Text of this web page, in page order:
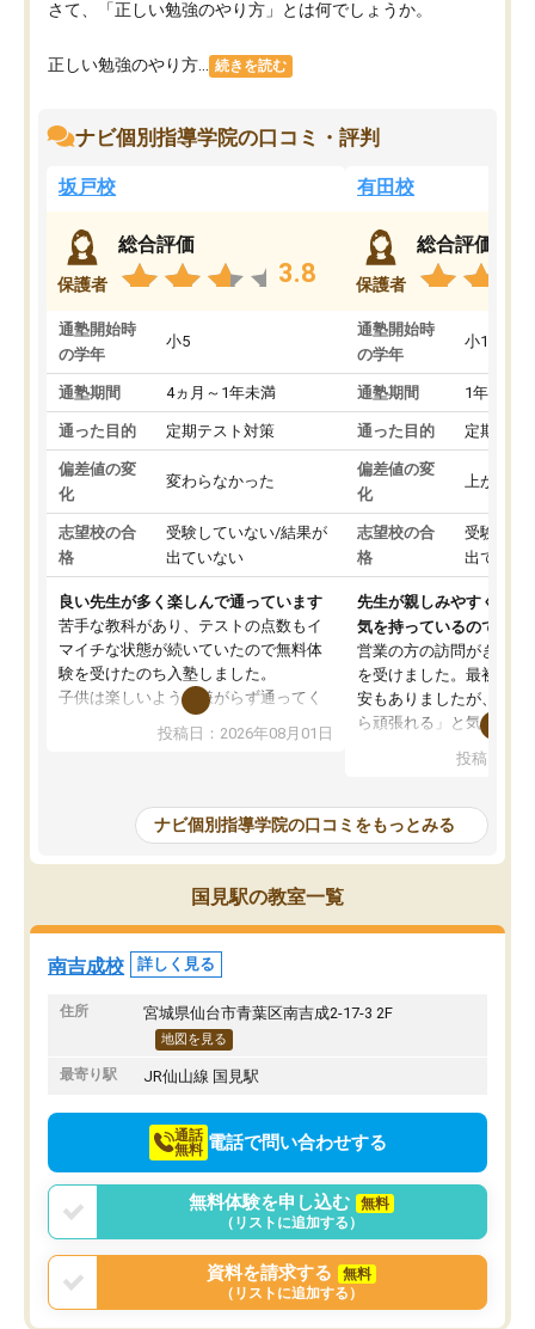
さて、「正しい勉強のやり方」とは何でしょうか。
正しい勉強のやり方... 続きを読む
ナビ個別指導学院の口コミ・評判
坂戸校
保護者
総合評価
3.8
通塾開始時
の学年
小5
通塾期間 4ヵ月～1年未満
通った目的 定期テスト対策
偏差値の変
化
変わらなかった
志望校の合
格
受験していない/結果が
出ていない
良い先生が多く楽しんで通っています
苦手な教科があり、テストの点数もイ
マイチな状態が続いていたので無料体
験を受けたのち入塾しました。
子供は楽しいようで嫌がらず通ってく
先生は良い方が多く、いつも笑顔で対
教室は少し狭い印象なので夜の時間帯
など生徒さんが多い時間帯は手狭では
ないかな？と感じます。
また駅前にあるのでアクセスは良いで
すが駐車場がないのでお迎えの際に近
隣のコインパーキングを利用または路
上駐車をするしかない点が少し不便で
投稿日：2026年08月01日
有田校
保護者
総合評価
通塾開始時
の学年
小1
通塾期間 1年以上
通った目的 定期テス
偏差値の変
化
上がった
志望校の合
格
受験して
出ていな
先生が親しみやすく勉強
気を持っているので安心
営業の方の訪問がきっか
を受けました。最初は続
安もありましたが、子ど
ら頑張れる」と気に入り
ても分かりやすく、学
方を丁寧に教えてくださ
が深まっていると感じま
熱心で、一人ひとりの苦
前より勉強に前向きに取
りたいと思える塾です。
投稿日：
ナビ個別指導学院の口コミをもっとみる
国見駅の教室一覧
南吉成校 詳しく見る
住所 宮城県仙台市青葉区南吉成2-17-3 2F
地図を見る
最寄り駅 JR仙山線 国見駅
通話
無料 電話で問い合わせする
無料体験を申し込む
無料
（リストに追加する）
資料を請求する
無料
（リストに追加する）